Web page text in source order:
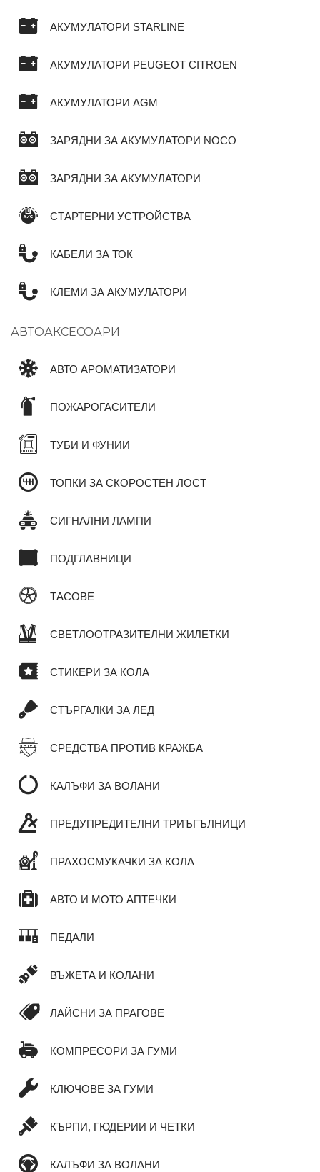
АКУМУЛАТОРИ STARLINE
АКУМУЛАТОРИ PEUGEOT CITROEN
АКУМУЛАТОРИ AGM
ЗАРЯДНИ ЗА АКУМУЛАТОРИ NOCO
ЗАРЯДНИ ЗА АКУМУЛАТОРИ
СТАРТЕРНИ УСТРОЙСТВА
КАБЕЛИ ЗА ТОК
КЛЕМИ ЗА АКУМУЛАТОРИ
АВТОАКСЕСОАРИ
АВТО АРОМАТИЗАТОРИ
ПОЖАРОГАСИТЕЛИ
ТУБИ И ФУНИИ
ТОПКИ ЗА СКОРОСТЕН ЛОСТ
СИГНАЛНИ ЛАМПИ
ПОДГЛАВНИЦИ
ТАСОВЕ
СВЕТЛООТРАЗИТЕЛНИ ЖИЛЕТКИ
СТИКЕРИ ЗА КОЛА
СТЪРГАЛКИ ЗА ЛЕД
СРЕДСТВА ПРОТИВ КРАЖБА
КАЛЪФИ ЗА ВОЛАНИ
ПРЕДУПРЕДИТЕЛНИ ТРИЪГЪЛНИЦИ
ПРАХОСМУКАЧКИ ЗА КОЛА
АВТО И МОТО АПТЕЧКИ
ПЕДАЛИ
ВЪЖЕТА И КОЛАНИ
ЛАЙСНИ ЗА ПРАГОВЕ
КОМПРЕСОРИ ЗА ГУМИ
КЛЮЧОВЕ ЗА ГУМИ
КЪРПИ, ГЮДЕРИИ И ЧЕТКИ
КАЛЪФИ ЗА ВОЛАНИ